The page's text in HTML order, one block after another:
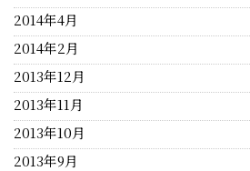
2014年4月
2014年2月
2013年12月
2013年11月
2013年10月
2013年9月